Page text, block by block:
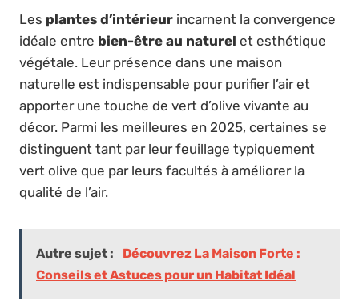
Les plantes d’intérieur incarnent la convergence
idéale entre bien-être au naturel et esthétique
végétale. Leur présence dans une maison
naturelle est indispensable pour purifier l’air et
apporter une touche de vert d’olive vivante au
décor. Parmi les meilleures en 2025, certaines se
distinguent tant par leur feuillage typiquement
vert olive que par leurs facultés à améliorer la
qualité de l’air.
Autre sujet :
Découvrez La Maison Forte :
Conseils et Astuces pour un Habitat Idéal